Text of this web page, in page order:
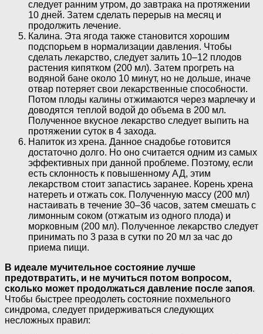
следует ранним утром, до завтрака на протяжении
10 дней. Затем сделать перерыв на месяц и
продолжить лечение.
Калина. Эта ягода также становится хорошим
подспорьем в нормализации давления. Чтобы
сделать лекарство, следует залить 10–12 плодов
растения кипятком (200 мл). Затем прогреть на
водяной бане около 10 минут, но не дольше, иначе
отвар потеряет свои лекарственные способности.
Потом плоды калины отжимаются через марлечку и
доводятся теплой водой до объема в 200 мл.
Полученное вкусное лекарство следует выпить на
протяжении суток в 4 захода.
Напиток из хрена. Данное снадобье готовится
достаточно долго. Но оно считается одним из самых
эффективных при данной проблеме. Поэтому, если
есть склонность к повышенному АД, этим
лекарством стоит запастись заранее. Корень хрена
натереть и отжать сок. Полученную массу (200 мл)
настаивать в течение 30–36 часов, затем смешать с
лимонным соком (отжатым из одного плода) и
морковным (200 мл). Полученное лекарство следует
принимать по 3 раза в сутки по 20 мл за час до
приема пищи.
В идеале мучительное состояние лучше
предотвратить, и не мучиться потом вопросом,
сколько может продолжаться давление после запоя.
Чтобы быстрее преодолеть состояние похмельного
синдрома, следует придерживаться следующих
несложных правил: